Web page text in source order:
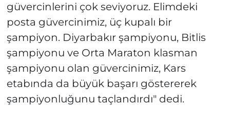
güvercinlerini çok seviyoruz. Elimdeki
posta güvercinimiz, üç kupalı bir
şampiyon. Diyarbakır şampiyonu, Bitlis
şampiyonu ve Orta Maraton klasman
şampiyonu olan güvercinimiz, Kars
etabında da büyük başarı göstererek
şampiyonluğunu taçlandırdı" dedi.